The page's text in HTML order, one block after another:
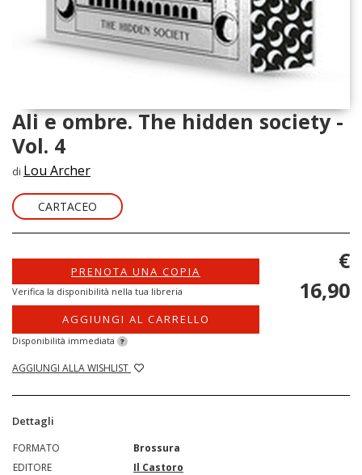
Ali e ombre. The hidden society -
Vol. 4
di Lou Archer
CARTACEO
PRENOTA UNA COPIA
Verifica la disponibilità nella tua libreria
AGGIUNGI AL CARRELLO
Disponibilità immediata ?
AGGIUNGI ALLA WISHLIST
€
16,90
Dettagli
FORMATO
Brossura
EDITORE
Il Castoro